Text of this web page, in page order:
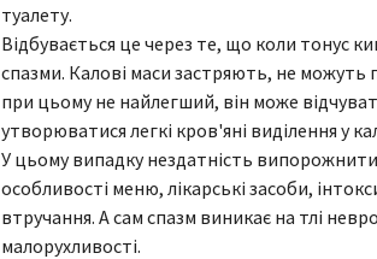
туалету.
Відбувається це через те, що коли тонус
спазми. Калові маси застряють, не
при цьому не найлегший, він може
утворюватися легкі кров'яні виділення у
У цьому випадку нездатність
особливості меню, лікарські засоби,
втручання. А сам спазм виникає на тлі
малорухливості.